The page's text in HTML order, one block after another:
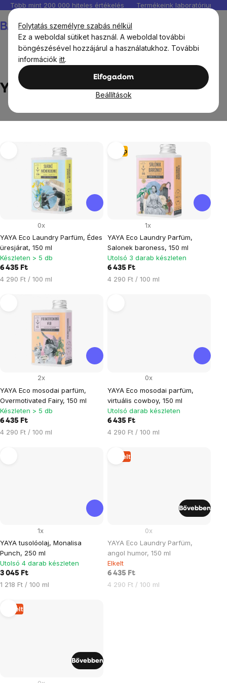
Folytatás személyre szabás nélkül
Ez a weboldal sütiket használ. A weboldal további
böngészésével hozzájárul a használatukhoz. További
információk itt.
Elfogadom
Beállítások
Ugrás
fő
tartalomhoz
Több mint 200 000 hiteles értékelés Termékeink
YAYA
Termékek
YAYA Eco Laundry Parfüm, Édes
üresjárat, 150 ml
0x
Készleten > 5 db
6 435 Ft
Egységár:
4 290 Ft / 100 ml
Tipp
YAYA Eco Laundry Parfüm,
Salonek baroness, 150 ml
1x
Utolsó 3 darab készleten
6 435 Ft
Egységár:
4 290 Ft / 100 ml
YAYA Eco mosodai parfüm,
Overmotivated Fairy, 150 ml
2x
Készleten > 5 db
6 435 Ft
Egységár:
4 290 Ft / 100 ml
YAYA Eco mosodai parfüm,
virtuális cowboy, 150 ml
0x
Utolsó darab készleten
6 435 Ft
Egységár:
4 290 Ft / 100 ml
YAYA tusolóolaj, Monalisa
Punch, 250 ml
1x
Utolsó 4 darab készleten
3 045 Ft
Egységár:
1 218 Ft / 100 ml
Elkelt
YAYA Eco Laundry Parfüm,
angol humor, 150 ml
0x
Elkelt
6 435 Ft
Egységár:
4 290 Ft / 100 ml
Bővebben
Elkelt
Bővebben